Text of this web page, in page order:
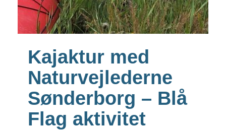
Kajaktur med
Naturvejlederne
Sønderborg – Blå
Flag aktivitet